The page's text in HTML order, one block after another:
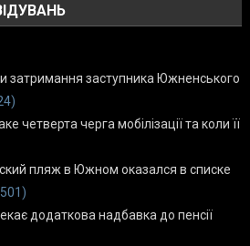
затримання заступника Южненського
четверта черга мобілізації та коли її
пляж в Южном оказался в списке
додаткова надбавка до пенсії